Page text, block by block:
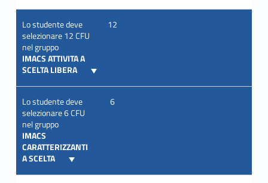
Lo studente deve
selezionare 12 CFU
nel gruppo
IMACS ATTIVITA A
SCELTA LIBERA
12
Lo studente deve
selezionare 6 CFU
nel gruppo
IMACS
CARATTERIZZANTI
A SCELTA
6